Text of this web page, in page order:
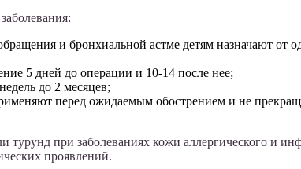
и бронхиальной астме детям назначают
5 дней до операции и 10-14 после нее;
до 2 месяцев;
перед ожидаемым обострением и не
при заболеваниях кожи аллергического и
проявлений.